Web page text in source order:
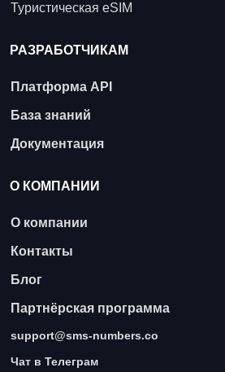
Туристическая eSIM
РАЗРАБОТЧИКАМ
Платформа API
База знаний
Документация
О КОМПАНИИ
О компании
Контакты
Блог
Партнёрская программа
support@sms-numbers.co
Чат в Телеграм